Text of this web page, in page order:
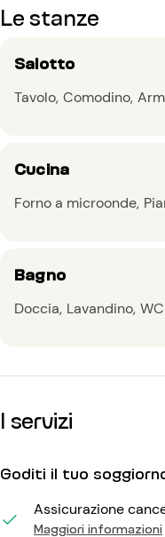
Le stanze
Salotto
Tavolo Comodino
Cucina
Forno a microonde
Bagno
Doccia Lavandino WC
I servizi
Goditi il tuo
Assicurazione
Maggiori informazioni